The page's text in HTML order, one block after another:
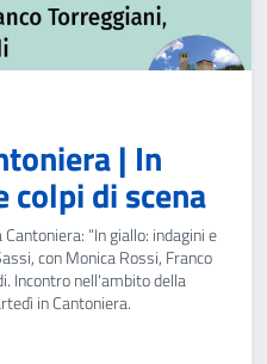
| In
colpi di scena
“In giallo: indagini e
con Monica Rossi, Franco
Incontro nell'ambito della
in Cantoniera.